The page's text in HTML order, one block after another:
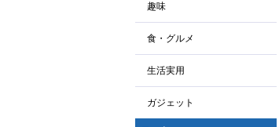
趣味
食・グルメ
生活実用
ガジェット